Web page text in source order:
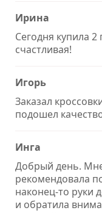
Ирина
Сегодня купила
счастливая!
Игорь
Заказал
подошел
Инга
Добрый день.
рекомендовала
наконец-то руки
и обратила